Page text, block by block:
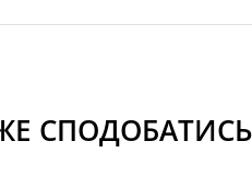
СПОДОБАТИСЬ